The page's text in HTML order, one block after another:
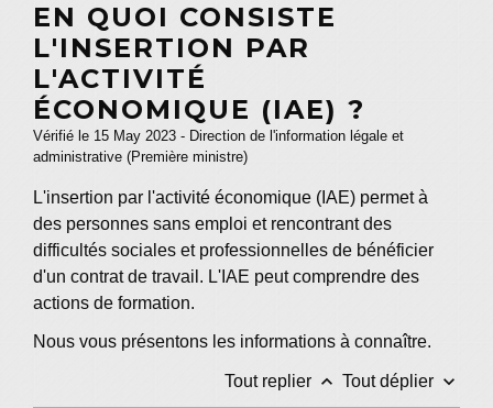
EN QUOI CONSISTE
L'INSERTION PAR
L'ACTIVITÉ
ÉCONOMIQUE (IAE) ?
Vérifié le 15 May 2023 - Direction de l'information légale et
administrative (Première ministre)
L'insertion par l'activité économique (IAE) permet à
des personnes sans emploi et rencontrant des
difficultés sociales et professionnelles de bénéficier
d'un contrat de travail. L'IAE peut comprendre des
actions de formation.
Nous vous présentons les informations à connaître.
Tout replier keyboard_arrow_up Tout déplier keyboard_arrow_down